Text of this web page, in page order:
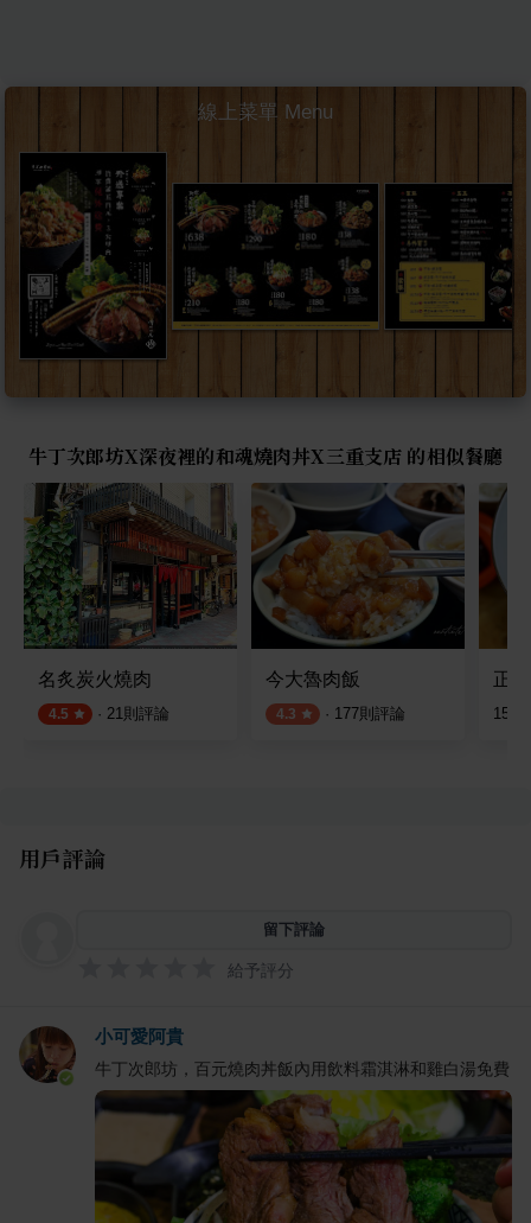
線上菜單 Menu
牛丁次郎坊X深夜裡的和魂燒肉丼X三重支店 的相似餐廳
名炙炭火燒肉
4.5 · 21則評論
今大魯肉飯
4.3 · 177則評論
正
15
用戶評論
留下評論
給予評分
小可愛阿貴
牛丁次郎坊，百元燒肉丼飯內用飲料霜淇淋和雞白湯免費